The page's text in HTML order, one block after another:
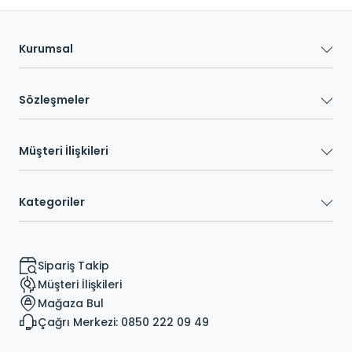
Kurumsal
Sözleşmeler
Müşteri İlişkileri
Kategoriler
Sipariş Takip
Müşteri İlişkileri
Mağaza Bul
Çağrı Merkezi: 0850 222 09 49